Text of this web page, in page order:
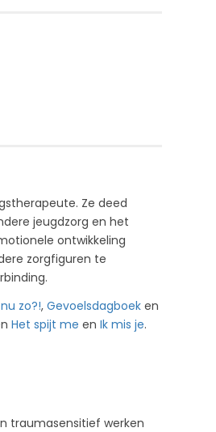
Ze deed
jeugdzorg en het
ontwikkeling
zorgfiguren te
zo?!,Gevoelsdagboek en
Het spijt me enIk mis je.
traumasensitief werken